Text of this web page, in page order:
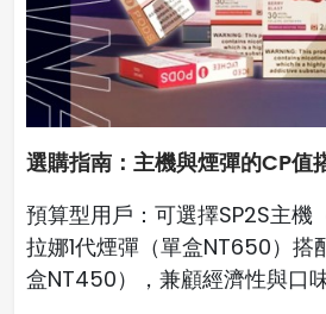
選購指南：主機與煙彈的CP值
預算型用戶：可選擇SP2S主機
拉娜1代煙彈（單盒NT650）搭
盒NT450），兼顧經濟性與口味